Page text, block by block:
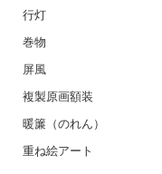
行灯
巻物
屏風
複製原画額装
暖簾（のれん）
重ね絵アート